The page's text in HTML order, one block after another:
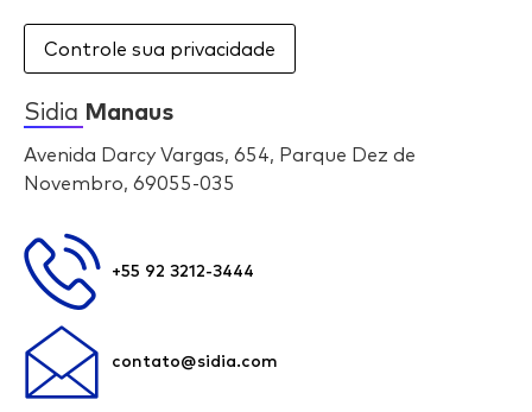
Controle sua privacidade
Sidia Manaus
Avenida Darcy Vargas, 654, Parque Dez de
Novembro, 69055-035
+55 92 3212-3444
contato@sidia.com